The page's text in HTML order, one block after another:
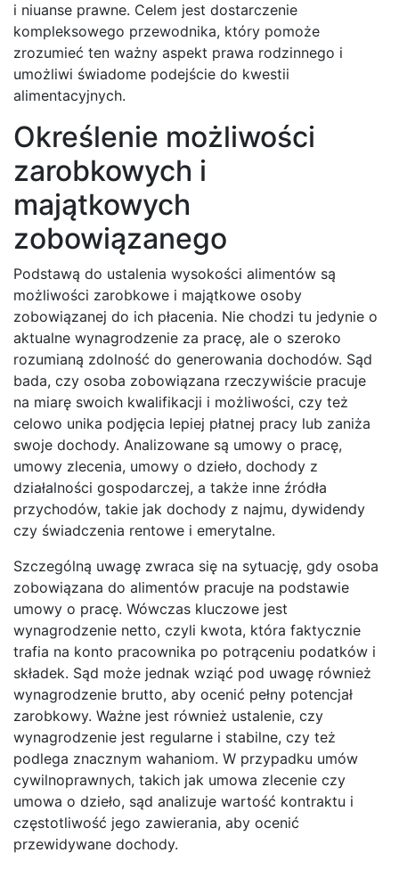
i niuanse prawne. Celem jest dostarczenie
kompleksowego przewodnika, który pomoże
zrozumieć ten ważny aspekt prawa rodzinnego i
umożliwi świadome podejście do kwestii
alimentacyjnych.
Określenie możliwości
zarobkowych i
majątkowych
zobowiązanego
Podstawą do ustalenia wysokości alimentów są
możliwości zarobkowe i majątkowe osoby
zobowiązanej do ich płacenia. Nie chodzi tu jedynie o
aktualne wynagrodzenie za pracę, ale o szeroko
rozumianą zdolność do generowania dochodów. Sąd
bada, czy osoba zobowiązana rzeczywiście pracuje
na miarę swoich kwalifikacji i możliwości, czy też
celowo unika podjęcia lepiej płatnej pracy lub zaniża
swoje dochody. Analizowane są umowy o pracę,
umowy zlecenia, umowy o dzieło, dochody z
działalności gospodarczej, a także inne źródła
przychodów, takie jak dochody z najmu, dywidendy
czy świadczenia rentowe i emerytalne.
Szczególną uwagę zwraca się na sytuację, gdy osoba
zobowiązana do alimentów pracuje na podstawie
umowy o pracę. Wówczas kluczowe jest
wynagrodzenie netto, czyli kwota, która faktycznie
trafia na konto pracownika po potrąceniu podatków i
składek. Sąd może jednak wziąć pod uwagę również
wynagrodzenie brutto, aby ocenić pełny potencjał
zarobkowy. Ważne jest również ustalenie, czy
wynagrodzenie jest regularne i stabilne, czy też
podlega znacznym wahaniom. W przypadku umów
cywilnoprawnych, takich jak umowa zlecenie czy
umowa o dzieło, sąd analizuje wartość kontraktu i
częstotliwość jego zawierania, aby ocenić
przewidywane dochody.